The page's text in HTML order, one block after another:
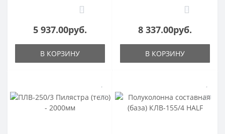
0
5 937.00руб.
В КОРЗИНУ
0
8 337.00руб.
В КОРЗИНУ